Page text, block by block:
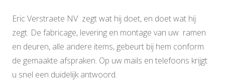
Eric Verstraete NV zegt wat hij doet, en doet wat hij
zegt. De fabricage, levering en montage van uw ramen
en deuren, alle andere items, gebeurt bij hem conform
de gemaakte afspraken. Op uw mails en telefoons krijgt
u snel een duidelijk antwoord.